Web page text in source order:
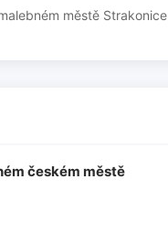
městě Strakonice
českém městě